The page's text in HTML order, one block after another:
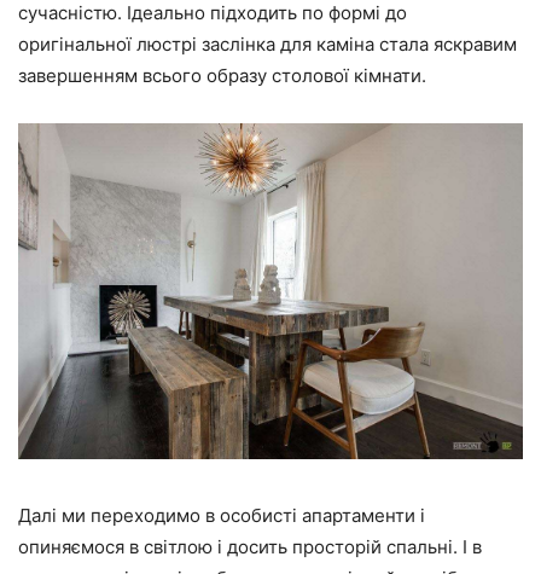
сучасністю. Ідеально підходить по формі до
оригінальної люстрі заслінка для каміна стала яскравим
завершенням всього образу столової кімнати.
Далі ми переходимо в особисті апартаменти і
опиняємося в світлою і досить просторій спальні. І в